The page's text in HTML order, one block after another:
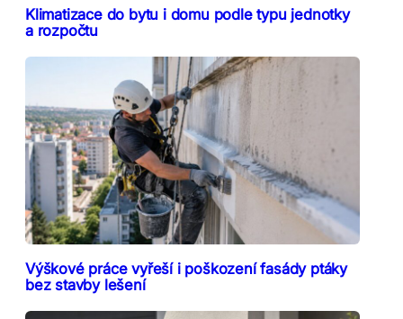
Klimatizace do bytu i domu podle typu jednotky
a rozpočtu
Výškové práce vyřeší i poškození fasády ptáky
bez stavby lešení